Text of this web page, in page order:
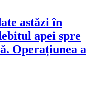
astăzi în
apei spre
Operațiunea a